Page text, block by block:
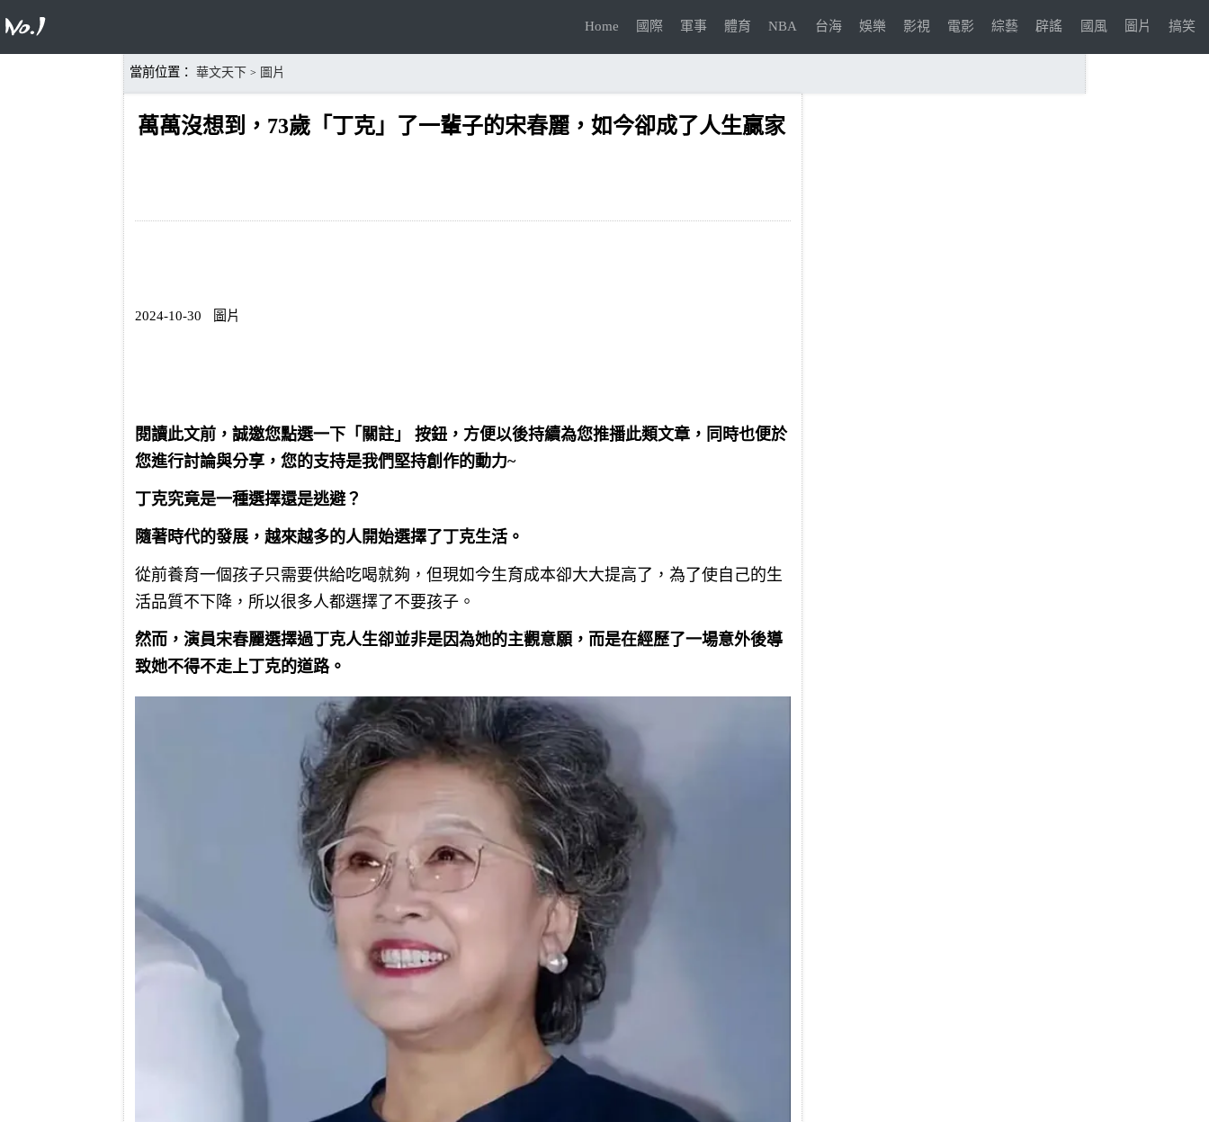
Home 國際 軍事 體育 NBA 台海 娛樂 影視 電影 綜藝 辟謠 國風 圖片 搞笑
當前位置： 華文天下 > 圖片
萬萬沒想到，73歲「丁克」了一輩子的宋春麗，如今卻成了人生贏家
2024-10-30 圖片
閱讀此文前，誠邀您點選一下「關註」 按鈕，方便以後持續為您推播此類文章，同時也便於
您進行討論與分享，您的支持是我們堅持創作的動力~
丁克究竟是一種選擇還是逃避？
隨著時代的發展，越來越多的人開始選擇了丁克生活。
從前養育一個孩子只需要供給吃喝就夠，但現如今生育成本卻大大提高了，為了使自己的生
活品質不下降，所以很多人都選擇了不要孩子。
然而，演員宋春麗選擇過丁克人生卻並非是因為她的主觀意願，而是在經歷了一場意外後導
致她不得不走上丁克的道路。